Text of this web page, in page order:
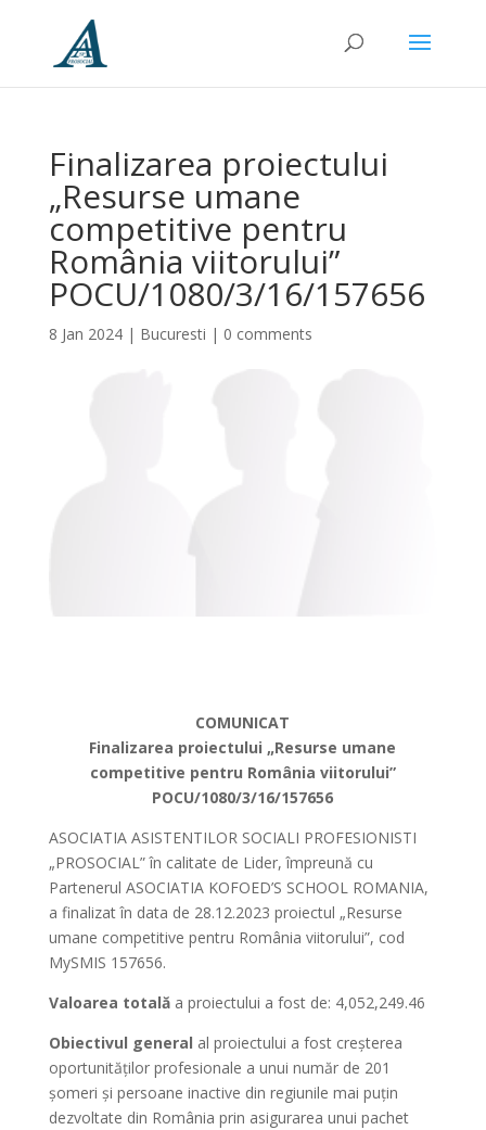
Finalizarea proiectului
„Resurse umane
competitive pentru
România viitorului”
POCU/1080/3/16/157656
8 Jan 2024| Bucuresti | 0 comments
COMUNICAT
Finalizarea proiectului „Resurse umane
competitive pentru România viitorului”
POCU/1080/3/16/157656
ASOCIATIA ASISTENTILOR SOCIALI PROFESIONISTI
„PROSOCIAL” în calitate de Lider, împreună cu
Partenerul ASOCIATIA KOFOED’S SCHOOL ROMANIA,
a finalizat în data de 28.12.2023 proiectul „Resurse
umane competitive pentru România viitorului”, cod
MySMIS 157656.
Valoarea totalăa proiectului a fost de: 4,052,249.46
Obiectivul general al proiectului a fost creșterea
oportunităților profesionale a unui număr de 201
șomeri și persoane inactive din regiunile mai puțin
dezvoltate din România prin asigurarea unui pachet